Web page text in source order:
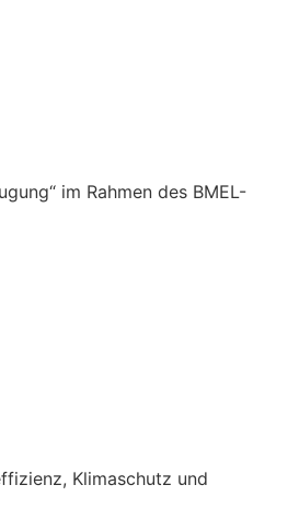
im Rahmen des BMEL-
Klimaschutz und